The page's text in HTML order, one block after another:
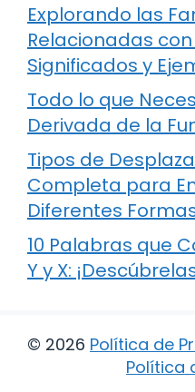
Explorando las
Relacionadas
Significados y
Todo lo que
Derivada de la
Tipos de
Completa para
Diferentes
10 Palabras que
Y y X:
© 2026 Política de
Política